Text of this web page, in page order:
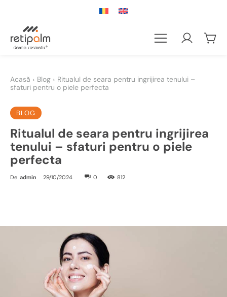
Acasă Blog
Ritualul de seara pentru ingrijirea tenului –
sfaturi pentru o piele perfecta
BLOG
Ritualul de seara pentru ingrijirea
tenului – sfaturi pentru o piele
perfecta
De admin 29/10/2024 0 812